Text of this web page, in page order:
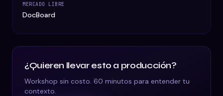
MERCADO LIBRE
DocBoard
¿Quieren llevar esto a producción?
Workshop sin costo. 60 minutos para entender tu
contexto.